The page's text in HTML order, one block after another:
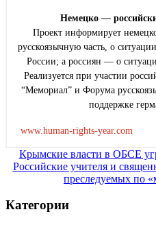
Немецко —
Проект информирует
русскоязычную часть, о
России; а россиян — о
Реализуется при участии
“Мемориал” и Форума
поддержке
www.human-rights-year.com
Навигация
по
Крымские власти в ОБСЕ
Российские учителя и
преследуемых по
Категории